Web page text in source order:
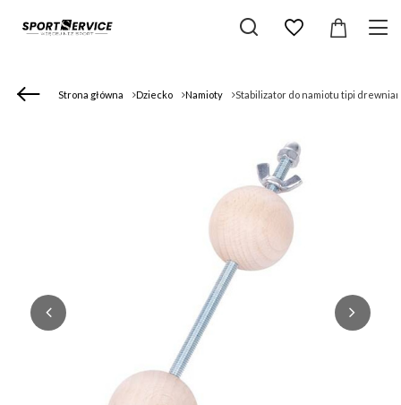
Strona główna Dziecko Namioty Stabilizator do namiotu tipi